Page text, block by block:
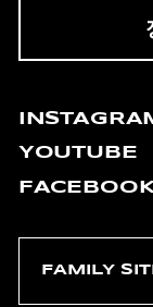
YOUTUBE